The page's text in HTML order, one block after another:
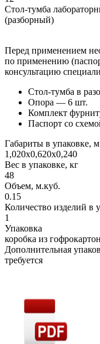
Стол-тумба
(разборный)
Перед применением
по применению
консультацию
Стол-тумба в
Опора — 6 шт.
Комплект
Паспорт со
Габариты в упаковке, м
1,020х0,620х0,240
Вес в упаковке, кг
48
Объем, м.куб.
0.15
Количество изделий в
1
Упаковка
коробка из
Дополнительная
требуется